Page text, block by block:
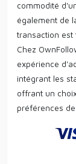
commodité
également de
transaction est
Chez
expérience
intégrant les
offrant un
préférences